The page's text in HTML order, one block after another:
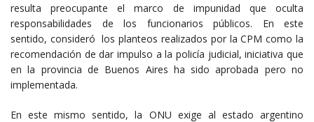
resulta preocupante el marco de impunidad que oculta
responsabilidades de los funcionarios públicos. En este
sentido, consideró los planteos realizados por la CPM como la
recomendación de dar impulso a la policía judicial, iniciativa que
en la provincia de Buenos Aires ha sido aprobada pero no
implementada.
En este mismo sentido, la ONU exige al estado argentino